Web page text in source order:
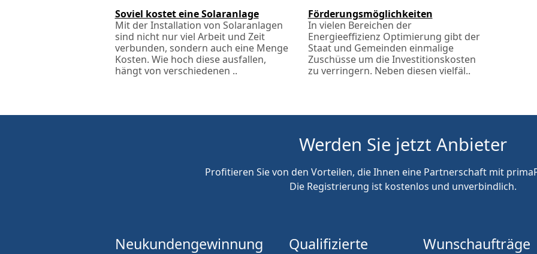
Soviel kostet eine Solaranlage
Mit der Installation von Solaranlagen
sind nicht nur viel Arbeit und Zeit
verbunden, sondern auch eine Menge
Kosten. Wie hoch diese ausfallen,
hängt von verschiedenen ..
Förderungs­möglichkeiten
In vielen Bereichen der
Energieeffizienz Optimierung gibt der
Staat und Gemeinden einmalige
Zuschüsse um die Investitionskosten
zu verringern. Neben diesen vielfäl..
Werden Sie jetzt Anbieter
Profitieren Sie von den Vorteilen, die Ihnen eine Partnerschaft mit
Die Registrierung ist kostenlos und unverbindlich.
Neukundengewinnung
Qualifizierte
Wunschaufträge